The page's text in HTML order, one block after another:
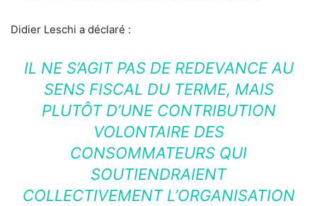
Didier Leschi a déclaré :
IL NE S’AGIT PAS DE REDEVANCE AU
SENS FISCAL DU TERME, MAIS
PLUTÔT D’UNE CONTRIBUTION
VOLONTAIRE DES
CONSOMMATEURS QUI
SOUTIENDRAIENT
COLLECTIVEMENT L’ORGANISATION